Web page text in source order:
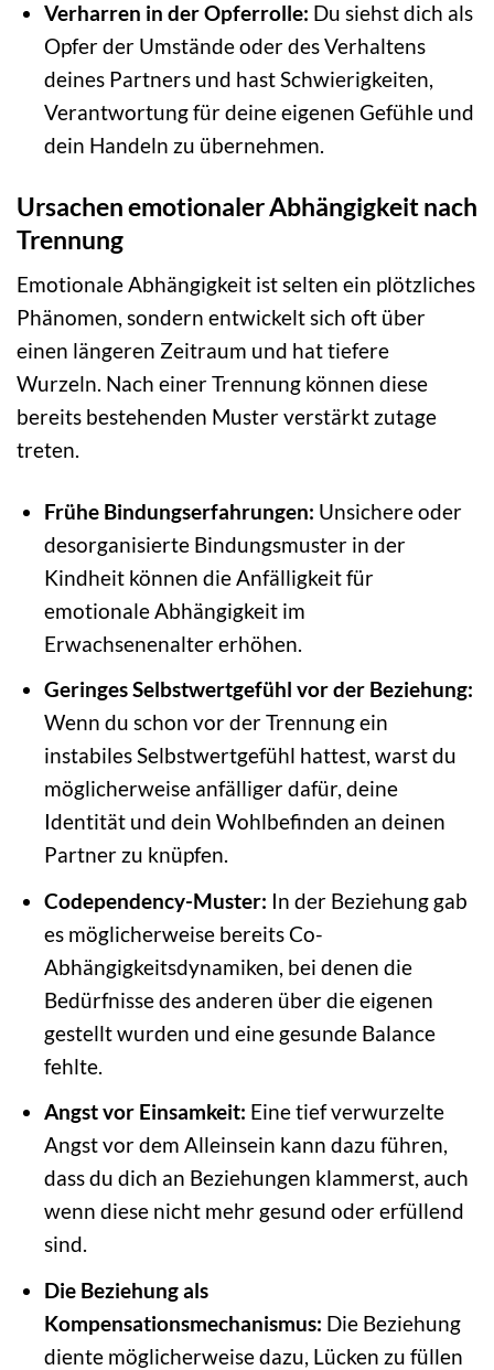
Verharren in der Opferrolle: Du siehst dich als
Opfer der Umstände oder des Verhaltens
deines Partners und hast Schwierigkeiten,
Verantwortung für deine eigenen Gefühle und
dein Handeln zu übernehmen.
Ursachen emotionaler Abhängigkeit nach
Trennung
Emotionale Abhängigkeit ist selten ein plötzliches
Phänomen, sondern entwickelt sich oft über
einen längeren Zeitraum und hat tiefere
Wurzeln. Nach einer Trennung können diese
bereits bestehenden Muster verstärkt zutage
treten.
Frühe Bindungserfahrungen: Unsichere oder
desorganisierte Bindungsmuster in der
Kindheit können die Anfälligkeit für
emotionale Abhängigkeit im
Erwachsenenalter erhöhen.
Geringes Selbstwertgefühl vor der Beziehung:
Wenn du schon vor der Trennung ein
instabiles Selbstwertgefühl hattest, warst du
möglicherweise anfälliger dafür, deine
Identität und dein Wohlbefinden an deinen
Partner zu knüpfen.
Codependency-Muster: In der Beziehung gab
es möglicherweise bereits Co-
Abhängigkeitsdynamiken, bei denen die
Bedürfnisse des anderen über die eigenen
gestellt wurden und eine gesunde Balance
fehlte.
Angst vor Einsamkeit: Eine tief verwurzelte
Angst vor dem Alleinsein kann dazu führen,
dass du dich an Beziehungen klammerst, auch
wenn diese nicht mehr gesund oder erfüllend
sind.
Die Beziehung als
Kompensationsmechanismus: Die Beziehung
diente möglicherweise dazu, Lücken zu füllen